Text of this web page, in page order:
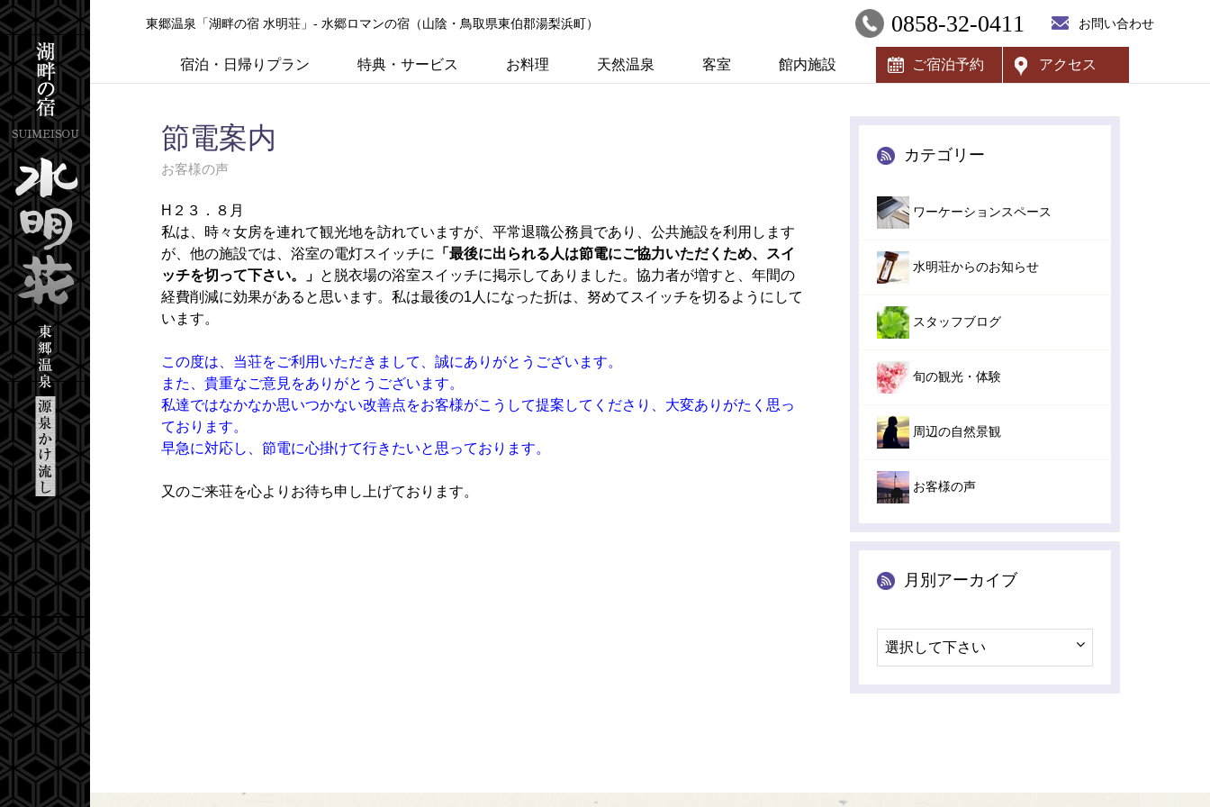
東郷温泉「湖畔の宿 水明荘」- 水郷ロマンの宿（山陰・鳥取県東伯郡湯梨浜町） 0858-32-0411 お問い合わせ
宿泊・日帰りプラン 特典・サービス お料理 天然温泉 客室 館内施設 ご宿泊予約 アクセス
節電案内
お客様の声
H２３．８月
私は、時々女房を連れて観光地を訪れていますが、平常退職公務員であり、公共施設を利用します
が、他の施設では、浴室の電灯スイッチに 「最後に出られる人は節電にご協力いただくため、スイ
ッチを切って下さい。」 と脱衣場の浴室スイッチに掲示してありました。協力者が増すと、年間の
経費削減に効果があると思います。私は最後の1人になった折は、努めてスイッチを切るようにして
います。
この度は、当荘をご利用いただきまして、誠にありがとうございます。
また、貴重なご意見をありがとうございます。
私達ではなかなか思いつかない改善点をお客様がこうして提案してくださり、大変ありがたく思っ
ております。
早急に対応し、節電に心掛けて行きたいと思っております。
又のご来荘を心よりお待ち申し上げております。
カテゴリー
ワーケーションスペース
水明荘からのお知らせ
スタッフブログ
旬の観光・体験
周辺の自然景観
お客様の声
月別アーカイブ
選択して下さい